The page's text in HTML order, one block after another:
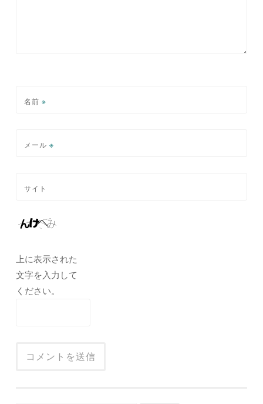
名前 ※
メール ※
サイト
上に表示された
文字を入力して
ください。